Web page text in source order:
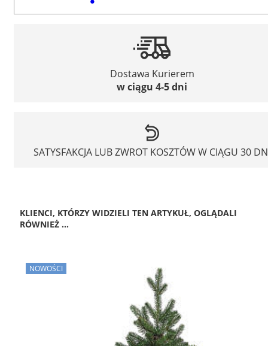
Dostawa Kurierem
w ciągu 4-5 dni
SATYSFAKCJA LUB ZWROT KOSZTÓW W CIĄGU 30
KLIENCI, KTÓRZY WIDZIELI TEN ARTYKUŁ, OGLĄDALI
RÓWNIEŻ ...
NOWOŚCI